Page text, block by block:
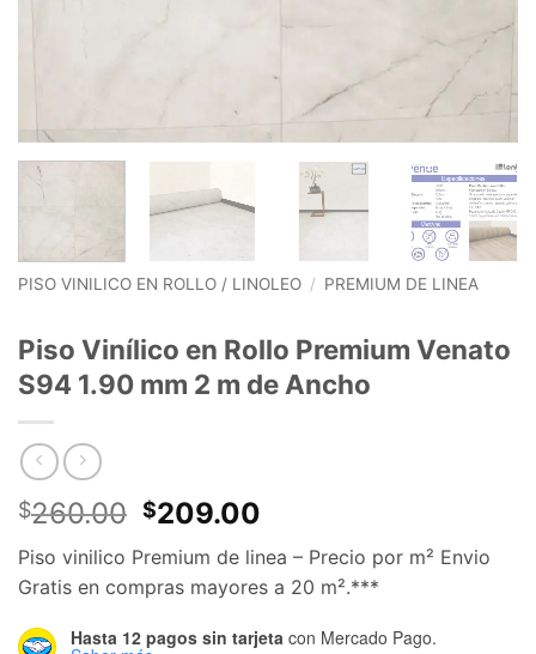
PISO VINILICO EN ROLLO / LINOLEO / PREMIUM DE LINEA
Piso Vinílico en Rollo Premium Venato
S94 1.90 mm 2 m de Ancho
$260.00 El
precio
original
era:
$260.00.
$209.00
precio
actual
es:
$209.00.
Piso vinilico Premium de linea – Precio por m² Envio
Gratis en compras mayores a 20 m².***
Hasta 12 pagos sin tarjeta con Mercado Pago.